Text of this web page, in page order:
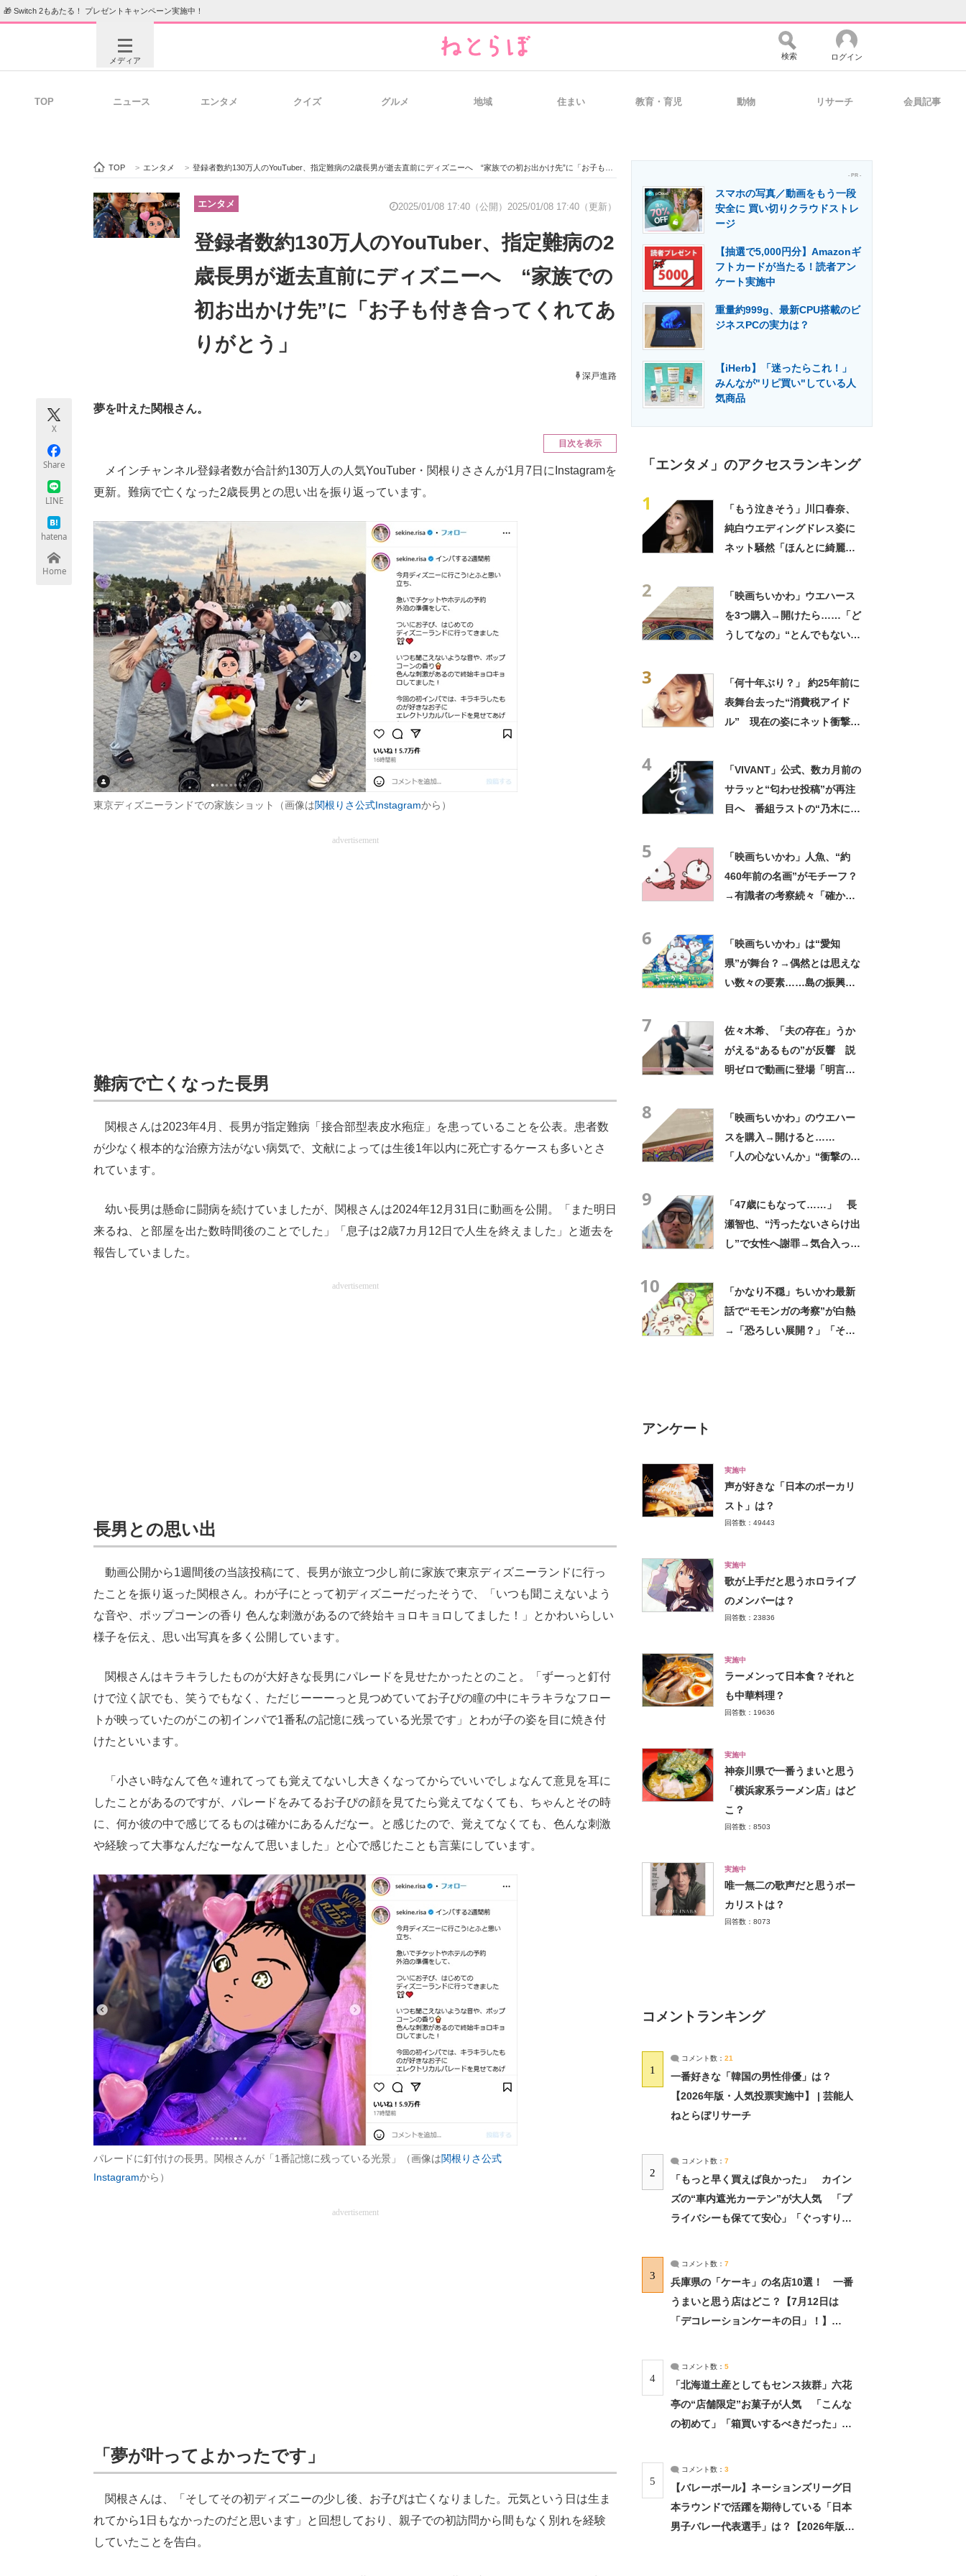
🎁 Switch 2もあたる！ プレゼントキャンペーン実施中！
メディア
ビジネスと働き方のヒント 経営リーダーのコミュニティ マーケ×ITの今がよく分かる
ITエンジニア向け専門サイト 企業向けIT製品の総合サイト 製造業のIT導入・活用を支援
エネルギーの専門メディア 建設×テクノロジーの最前線
検索 ログイン
TOP ニュース エンタメ クイズ グルメ 地域 住まい 教育・育児 動物 リサーチ 会員記事
TOP > エンタメ > 登録者数約130万人のYouTuber、指定難病の2歳長男が逝去直前にディズニーへ “家族での初お出かけ先”に「お子も付き合ってくれてありがとう」
エンタメ 2025/01/08 17:40（公開） 2025/01/08 17:40（更新）
登録者数約130万人のYouTuber、指定難病の2
歳長男が逝去直前にディズニーへ “家族での
初お出かけ先”に「お子も付き合ってくれてあ
りがとう」
深戸進路
X
Share
LINE
hatena
Home
夢を叶えた関根さん。
目次を表示
メインチャンネル登録者数が合計約130万人の人気YouTuber・関根りささんが1月7日にInstagramを
更新。難病で亡くなった2歳長男との思い出を振り返っています。
東京ディズニーランドでの家族ショット（画像は関根りさ公式Instagramから）
advertisement
難病で亡くなった長男
関根さんは2023年4月、長男が指定難病「接合部型表皮水疱症」を患っていることを公表。患者数
が少なく根本的な治療方法がない病気で、文献によっては生後1年以内に死亡するケースも多いとさ
れています。
幼い長男は懸命に闘病を続けていましたが、関根さんは2024年12月31日に動画を公開。「また明日
来るね、と部屋を出た数時間後のことでした」「息子は2歳7カ月12日で人生を終えました」と逝去を
報告していました。
advertisement
長男との思い出
動画公開から1週間後の当該投稿にて、長男が旅立つ少し前に家族で東京ディズニーランドに行っ
たことを振り返った関根さん。わが子にとって初ディズニーだったそうで、「いつも聞こえないよう
な音や、ポップコーンの香り 色んな刺激があるので終始キョロキョロしてました！」とかわいらしい
様子を伝え、思い出写真を多く公開しています。
関根さんはキラキラしたものが大好きな長男にパレードを見せたかったとのこと。「ずーっと釘付
けで泣く訳でも、笑うでもなく、ただじーーーっと見つめていてお子ぴの瞳の中にキラキラなフロー
トが映っていたのがこの初インパで1番私の記憶に残っている光景です」とわが子の姿を目に焼き付
けたといいます。
「小さい時なんて色々連れてっても覚えてないし大きくなってからでいいでしょなんて意見を耳に
したことがあるのですが、パレードをみてるお子ぴの顔を見てたら覚えてなくても、ちゃんとその時
に、何か彼の中で感じてるものは確かにあるんだなー。と感じたので、覚えてなくても、色んな刺激
や経験って大事なんだなーなんて思いました」と心で感じたことも言葉にしています。
パレードに釘付けの長男。関根さんが「1番記憶に残っている光景」（画像は関根りさ公式
Instagramから）
advertisement
「夢が叶ってよかったです」
関根さんは、「そしてその初ディズニーの少し後、お子ぴは亡くなりました。元気という日は生ま
れてから1日もなかったのだと思います」と回想しており、親子での初訪問から間もなく別れを経験
していたことを告白。
- PR -
スマホの写真／動画をもう一段
安全に 買い切りクラウドストレ
ージ
【抽選で5,000円分】Amazonギ
フトカードが当たる！読者アン
ケート実施中
重量約999g、最新CPU搭載のビ
ジネスPCの実力は？
【iHerb】「迷ったらこれ！」
みんなが"リピ買い"している人
気商品
「エンタメ」のアクセスランキング
1
「もう泣きそう」川口春奈、
純白ウエディングドレス姿に
ネット騒然「ほんとに綺麗」
2
「映画ちいかわ」ウエハース
を3つ購入→開けたら……「ど
うしてなの」“とんでもない中
3
「何十年ぶり？」 約25年前に
表舞台去った“消費税アイド
ル” 現在の姿にネット衝撃
4
「VIVANT」公式、数カ月前の
サラッと“匂わせ投稿”が再注
目へ 番組ラストの“乃木にら
5
「映画ちいかわ」人魚、“約
460年前の名画”がモチーフ？
→有識者の考察続々「確かに
6
「映画ちいかわ」は“愛知
県”が舞台？→偶然とは思えな
い数々の要素……島の振興課
7
佐々木希、「夫の存在」うか
がえる“あるもの”が反響 説
明ゼロで動画に登場「明言し
8
「映画ちいかわ」のウエハー
スを購入→開けると……
「人の心ないんか」“衝撃の中
9
「47歳にもなって……」 長
瀬智也、“汚ったないさらけ出
し”で女性へ謝罪→気合入った
10
「かなり不穏」ちいかわ最新
話で“モモンガの考察”が白熱
→「恐ろしい展開？」「そろ
アンケート
実施中
声が好きな「日本のボーカリ
スト」は？
回答数：49443
実施中
歌が上手だと思うホロライブ
のメンバーは？
回答数：23836
実施中
ラーメンって日本食？それと
も中華料理？
回答数：19636
実施中
神奈川県で一番うまいと思う
「横浜家系ラーメン店」はど
こ？
回答数：8503
実施中
唯一無二の歌声だと思うボー
カリストは？
回答数：8073
コメントランキング
1
コメント数： 21
一番好きな「韓国の男性俳優」は？
【2026年版・人気投票実施中】 | 芸能人
ねとらぼリサーチ
2
コメント数： 7
「もっと早く買えば良かった」 カイン
ズの“車内遮光カーテン”が大人気 「プ
ライバシーも保てて安心」「ぐっすり眠
3
コメント数： 7
兵庫県の「ケーキ」の名店10選！ 一番
うまいと思う店はどこ？【7月12日は
「デコレーションケーキの日」！】
4
コメント数： 5
「北海道土産としてもセンス抜群」六花
亭の“店舗限定”お菓子が人気 「こんな
の初めて」「箱買いするべきだった」
5
コメント数： 3
【バレーボール】ネーションズリーグ日
本ラウンドで活躍を期待している「日本
男子バレー代表選手」は？【2026年版・